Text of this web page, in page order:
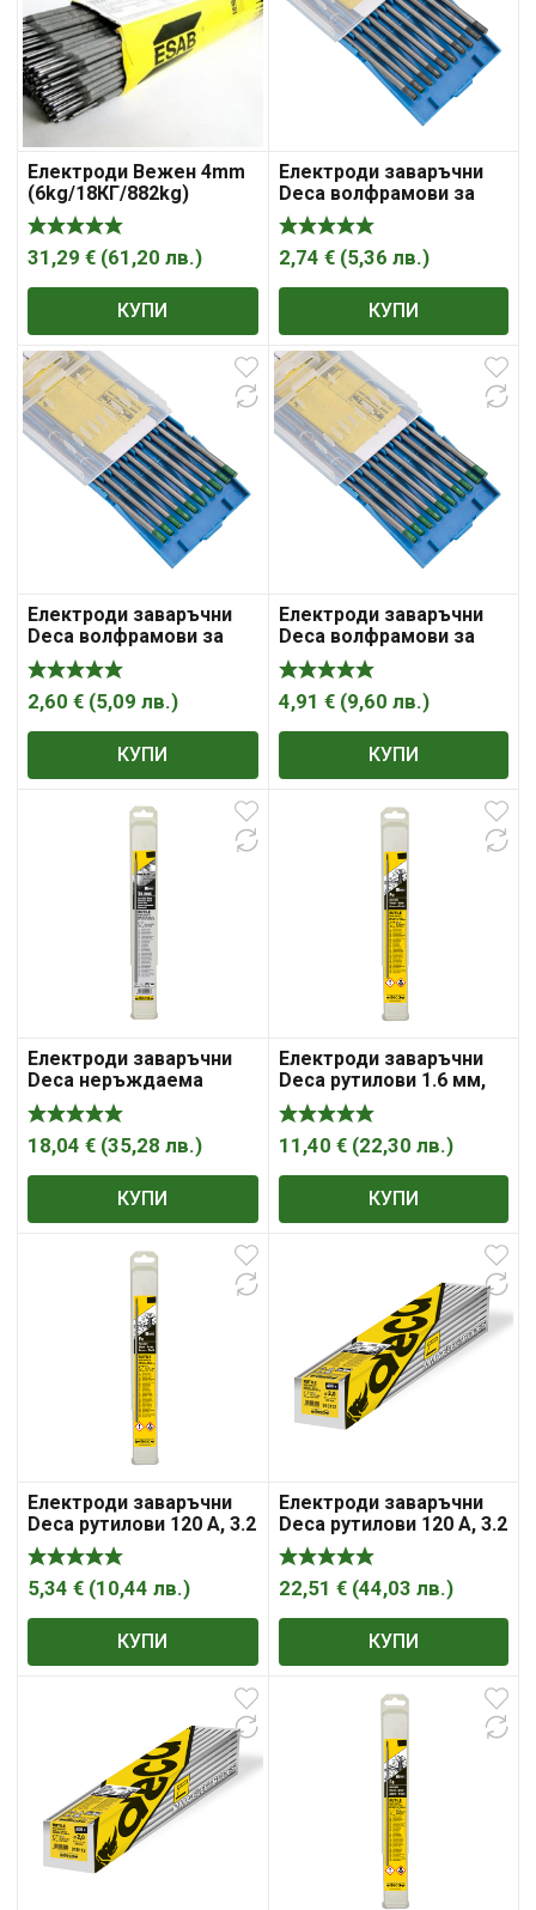
Електроди Вежен 4mm
(6kg/18КГ/882kg)
31,29 € (61,20 лв.)
КУПИ
Електроди заваръчни
Deca волфрамови за
променлив ток 10-80 A,
1.6 мм, 175 мм
2,74 € (5,36 лв.)
КУПИ
Електроди заваръчни
Deca волфрамови за
променлив ток 40-80 A,
1.6 мм, 175 мм
2,60 € (5,09 лв.)
КУПИ
Електроди заваръчни
Deca волфрамови за
променлив ток 70-120 A,
2.4 мм, 175 мм
4,91 € (9,60 лв.)
КУПИ
Електроди заваръчни
Deca неръждаема
стомана 2.5 мм, 300 мм
18,04 € (35,28 лв.)
КУПИ
Електроди заваръчни
Deca рутилови 1.6 мм,
300 мм
11,40 € (22,30 лв.)
КУПИ
Електроди заваръчни
Deca рутилови 120 A, 3.2
мм, 350 мм
5,34 € (10,44 лв.)
КУПИ
Електроди заваръчни
Deca рутилови 120 A, 3.2
мм, 350 мм, 4.98 кг
22,51 € (44,03 лв.)
КУПИ